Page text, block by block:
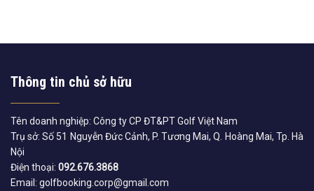
Thông tin chủ sở hữu
Tên doanh nghiệp: Công ty CP ĐT&PT Golf Việt Nam
Trụ sở: Số 51 Nguyễn Đức Cảnh, P. Tương Mai, Q. Hoàng Mai, Tp. Hà
Nội
Điện thoại: 092.676.3868
Email: golfbooking.corp@gmail.com